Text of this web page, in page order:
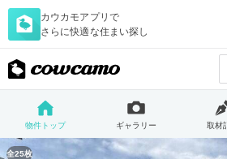
カウカモアプリで
さらに快適な住まい探し
物件トップ ギャラリー 取材
全25枚